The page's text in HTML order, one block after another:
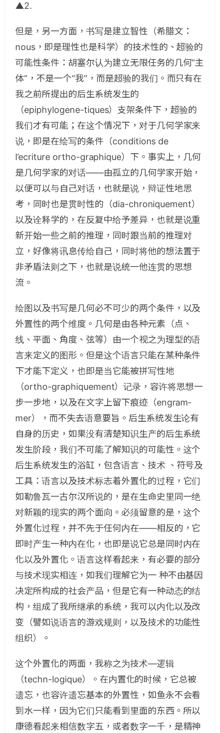
▲2.
但是，另一方面，书写是建立智性（希腊文：
nous，即是理性也是科学）的技术性的、超验的
可能性条件：胡塞尔认为建立无限任务的几何“主
体”，不是一个“我”，而是超验的我们。而只有在
我之前所提出的后生系统发生的
（epiphylogene­-tiques）支架条件下，超验的
我们才有可能；在这个情况下，对于几何学家来
说，即是在绘写的条件（conditions de
l’ecriture ortho-graphique）下。事实上，几何
是几何学家的对话——由孤立的几何学家开始，
以便可以与自己对话，也就是说，辩证性地思
考，同时也是贯时性的（dia-chroniquement）
以及诠释学的，在反复中给予差异，也就是说重
新开始一些之前的推理，同时跟当前的推理对
立，好像将讯息传给自己，同时将他的想法置于
非矛盾法则之下，也就是说统一他连贯的思想
流。
绘图以及书写是几何必不可少的两个条件，以及
外置性的两个维度。几何是由各种元素（点、
线、平面、角度、弦等）由一个视之为理型的语
言来定义的图形。但是这个语言只能在某种条件
下才能下定义，也即是当它能被拼写性地
（ortho-graphiquement）记录，容许将思想一
步一步地，以及在文字上留下痕迹（engram­
mer），而不失去语意要旨。后生系统发生论有
自身的历史，如果没有清楚知识生产的后生系统
发生阶段，我们不可能了解知识的可能性。这个
后生系统发生的浴缸，包含语言、技术 、符号及
工具：语言以及技术标志着外置化的过程，它们
如勒鲁瓦一古尔汉所说的，是在生命史里同一绝
对新颖的现实的两个面向。必须留意的是，这个
外置化过程，并不先于任何内在——相反的，它
即时产生一种内在化，也即是说它总是同时内在
化以及外置化。语言这样看起来，有必要的部分
与技术现实相连，如我们理解它为一 种不由基因
决定所构成的社会产品，但是它有一种动态的结
构，组成了我所继承的系统，我可以内化以及改
变（譬如说语言的游戏规则，以及技术的功能性
组织）。
这个外置化的两面，我称之为技术—逻辑
（techn-logique）。在内置化的时候，它总被
遗忘，也容许遗忘基本的外置性，如鱼永不会看
到水一样，因为它们只能看到里面的东西。所以
康德看起来相信数字五，或者数字一千，是精神